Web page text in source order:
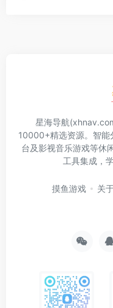
星海导航
10000+精选资源。智能
台及影视音乐游戏等休
工具集成，
摸鱼游戏 关